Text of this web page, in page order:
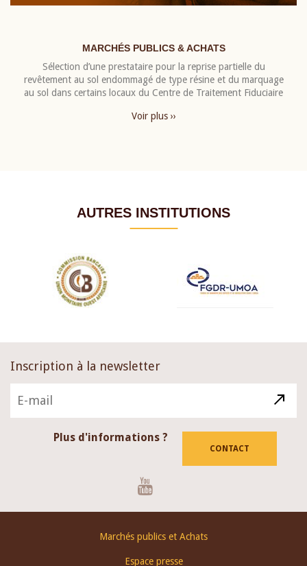
MARCHÉS PUBLICS & ACHATS
Sélection d’une prestataire pour la reprise partielle du
revêtement au sol endommagé de type résine et du marquage
au sol dans certains locaux du Centre de Traitement Fiduciaire
Voir plus ››
AUTRES INSTITUTIONS
Inscription à la newsletter
Plus d'informations ?
CONTACT
Marchés publics et Achats
Espace presse